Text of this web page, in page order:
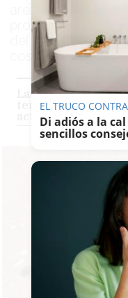
arenosos a
provoca una de
del verano y
costa andaluza
Las playas de
temporada de
activos: estos son
EL TRUCO
Di adiós a la
sencillos